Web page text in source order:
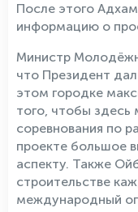
После этого
информацию о
Министр
что Президент
этом городке
того, чтобы
соревнования по
проекте большое
аспекту. Также
строительстве
международный